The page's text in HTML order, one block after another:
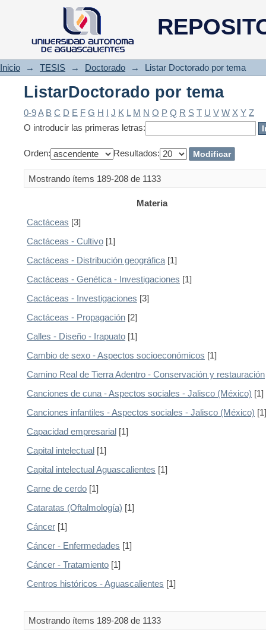
ListarDoctorado por tema
Inicio → TESIS → Doctorado → Listar Doctorado por tema
ListarDoctorado por tema
0-9A B C D E F G H I J K L M N O P Q R S T U V W X Y Z
O introducir las primeras letras:
Orden: Resultados:
Mostrando ítems 189-208 de 1133
Materia
Cactáceas [3]
Cactáceas - Cultivo [1]
Cactáceas - Distribución geográfica [1]
Cactáceas - Genética - Investigaciones [1]
Cactáceas - Investigaciones [3]
Cactáceas - Propagación [2]
Calles - Diseño - Irapuato [1]
Cambio de sexo - Aspectos socioeconómicos [1]
Camino Real de Tierra Adentro - Conservación y restauración
Canciones de cuna - Aspectos sociales - Jalisco (México) [1]
Canciones infantiles - Aspectos sociales - Jalisco (México) [1]
Capacidad empresarial [1]
Capital intelectual [1]
Capital intelectual Aguascalientes [1]
Carne de cerdo [1]
Cataratas (Oftalmología) [1]
Cáncer [1]
Cáncer - Enfermedades [1]
Cáncer - Tratamiento [1]
Centros históricos - Aguascalientes [1]
Mostrando ítems 189-208 de 1133